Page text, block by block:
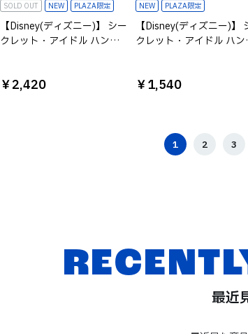
SOLD OUT NEW PLAZA限定
【Disney(ディズニー)】 シー
クレット・アイドル ハン
￥2,420
NEW PLAZA限定
【Disney(ディズニー)】 シー
クレット・アイドル ハン
￥1,540
1 2 3
最近